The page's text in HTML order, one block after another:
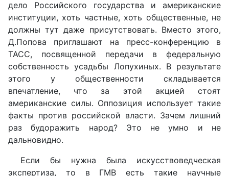
дело Российского государства и американские
институции, хоть частные, хоть общественные, не
должны тут даже присутствовать. Вместо этого,
Д.Попова приглашают на пресс-конференцию в
ТАСС, посвященной передачи в федеральную
собственность усадьбы Лопухиных. В результате
этого у общественности складывается
впечатление, что за этой акцией стоят
американские силы. Оппозиция использует такие
факты против российской власти. Зачем лишний
раз будоражить народ? Это не умно и не
дальновидно.
Если бы нужна была искусствоведческая
экспертиза, то в ГМВ есть такие научные